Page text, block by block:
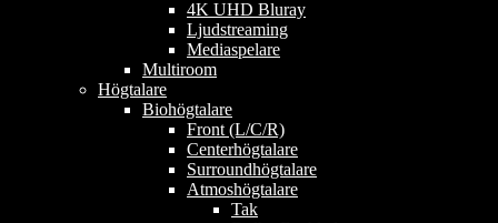
4K UHD Bluray
Ljudstreaming
Mediaspelare
Multiroom
Högtalare
Biohögtalare
Front (L/C/R)
Centerhögtalare
Surroundhögtalare
Atmoshögtalare
Tak